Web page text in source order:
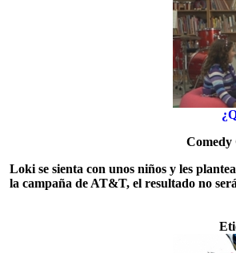
Comedy
Loki se sienta con unos niños y les
la campaña de AT&T, el resultado no